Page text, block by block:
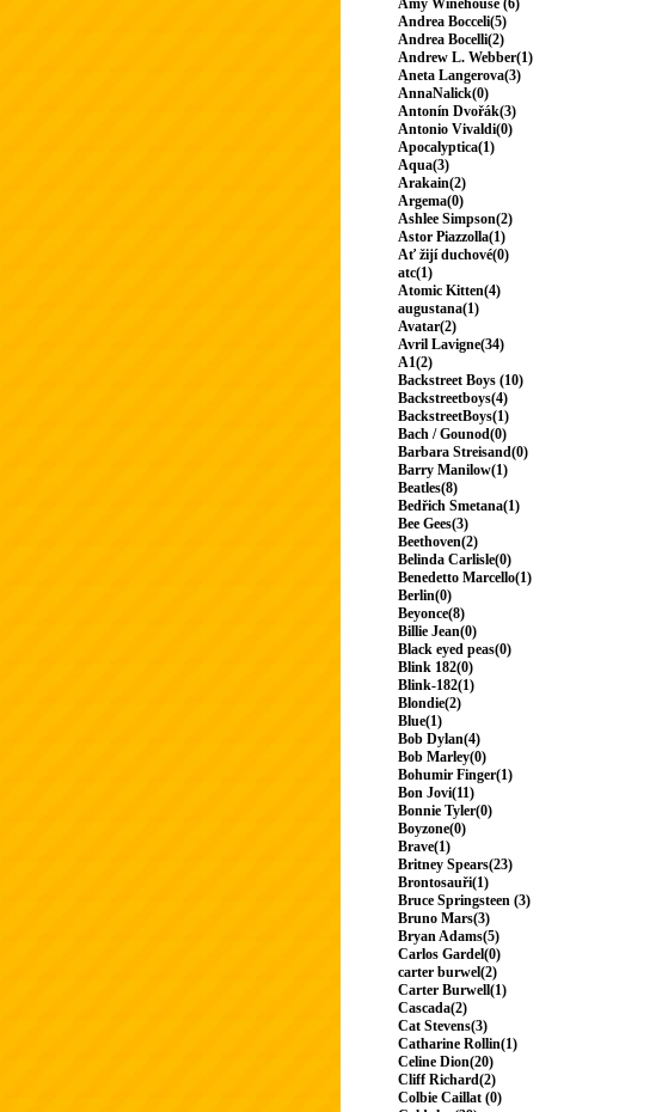
Amy Winehouse (6)
Andrea Bocceli(5)
Andrea Bocelli(2)
Andrew L. Webber(1)
Aneta Langerova(3)
AnnaNalick(0)
Antonín Dvořák(3)
Antonio Vivaldi(0)
Apocalyptica(1)
Aqua(3)
Arakain(2)
Argema(0)
Ashlee Simpson(2)
Astor Piazzolla(1)
Ať žijí duchové(0)
atc(1)
Atomic Kitten(4)
augustana(1)
Avatar(2)
Avril Lavigne(34)
A1(2)
Backstreet Boys (10)
Backstreetboys(4)
BackstreetBoys(1)
Bach / Gounod(0)
Barbara Streisand(0)
Barry Manilow(1)
Beatles(8)
Bedřich Smetana(1)
Bee Gees(3)
Beethoven(2)
Belinda Carlisle(0)
Benedetto Marcello(1)
Berlin(0)
Beyonce(8)
Billie Jean(0)
Black eyed peas(0)
Blink 182(0)
Blink-182(1)
Blondie(2)
Blue(1)
Bob Dylan(4)
Bob Marley(0)
Bohumir Finger(1)
Bon Jovi(11)
Bonnie Tyler(0)
Boyzone(0)
Brave(1)
Britney Spears(23)
Brontosauři(1)
Bruce Springsteen (3)
Bruno Mars(3)
Bryan Adams(5)
Carlos Gardel(0)
carter burwel(2)
Carter Burwell(1)
Cascada(2)
Cat Stevens(3)
Catharine Rollin(1)
Celine Dion(20)
Cliff Richard(2)
Colbie Caillat (0)